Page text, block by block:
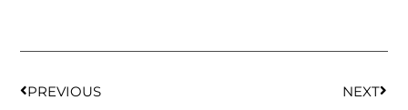
PREVIOUS NEXT